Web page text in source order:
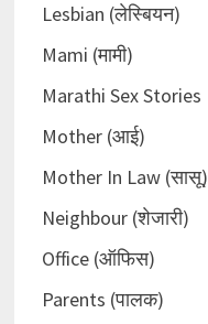
Lesbian (लेस्बियन)
Mami (मामी)
Marathi Sex Stories
Mother (आई)
Mother In Law (सासू)
Neighbour (शेजारी)
Office (ऑफिस)
Parents (पालक)